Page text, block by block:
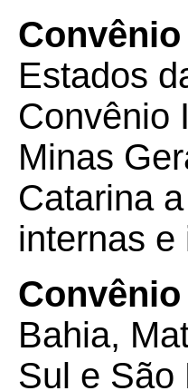
Convênio
Estados
Convênio
Minas
Catarina
internas e
Convênio
Bahia,
Sul e São